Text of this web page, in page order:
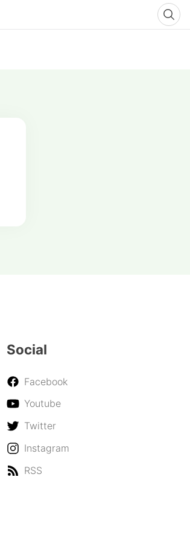
Social
Facebook
Youtube
Twitter
Instagram
RSS